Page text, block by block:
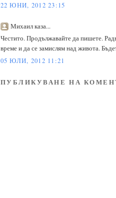
22 ЮНИ, 2012 23:15
Михаил каза...
Честито. Продължавайте да пишете.
време и да се замислям над живота.
05 ЮЛИ, 2012 11:21
ПУБЛИКУВАНЕ НА